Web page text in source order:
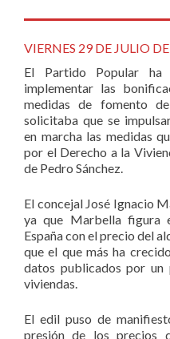
VIERNES 29 DE JULIO
El Partido Popular
implementar las
medidas de fomento
solicitaba que se
en marcha las medidas
por el Derecho a la
de Pedro Sánchez.
El concejal José Ignacio
ya que Marbella figura
España con el precio del
que el que más ha
datos publicados por
viviendas.
El edil puso de
presión de los precios